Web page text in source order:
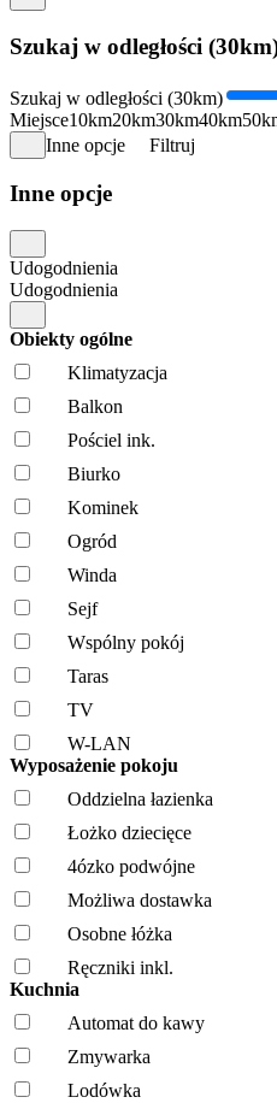
Szukaj w odległości
Szukaj w odległości (30km)
Miejsce10km20km30km40km
Inne opcje
Filtruj
Inne opcje
Udogodnienia
Udogodnienia
Obiekty ogólne
Klimatyzacja
Balkon
Pościel ink.
Biurko
Kominek
Ogród
Winda
Sejf
Wspólny pokój
Taras
TV
W-LAN
Wyposażenie pokoju
Oddzielna łazienka
Łożko dziecięce
4ózko podwójne
Możliwa dostawka
Osobne łóżka
Ręczniki inkl.
Kuchnia
Automat do kawy
Zmywarka
Lodówka